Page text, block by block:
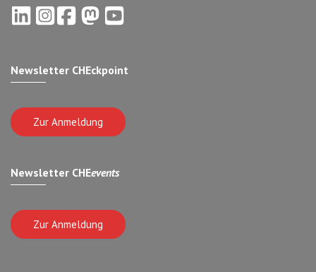
Newsletter CHEckpoint
Zur Anmeldung
Newsletter CHEevents
Zur Anmeldung